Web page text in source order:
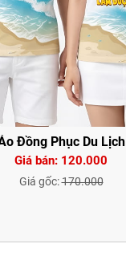
Đồng Phục Du Lịch
Giá bán: 120.000
Giá gốc:170.000